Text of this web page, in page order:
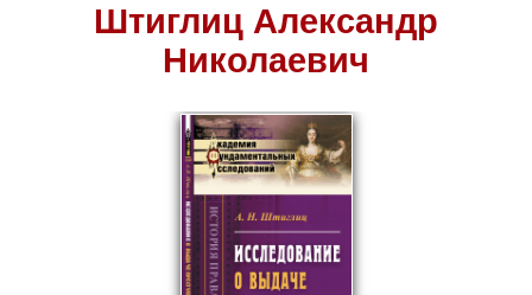
Штиглиц Александр
Николаевич